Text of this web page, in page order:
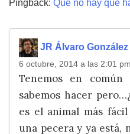
Pingback: Que no hay que
JR Álvaro González
6 octubre, 2014 a las 2:01 pm
Tenemos en
sabemos hacer
es el animal más
una pecera y ya está,